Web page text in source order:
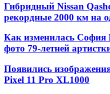
Гибридный Nissan
рекордные 2000 км на
Как изменилась София
фото 79-летней
Появились
Pixel 11 Pro XL1000